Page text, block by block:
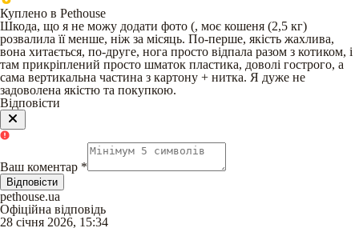
Куплено в Pethouse
Шкода, що я не можу додати фото (, моє кошеня (2,5 кг)
розвалила її менше, ніж за місяць. По-перше, якість жахлива,
вона хитається, по-друге, нога просто відпала разом з котиком, і
там прикріплений просто шматок пластика, доволі гострого, а
сама вертикальна частина з картону + нитка. Я дуже не
задоволена якістю та покупкою.
Відповісти
Ваш коментар *
Відповісти
pethouse.ua
Офіційна відповідь
28 січня 2026, 15:34